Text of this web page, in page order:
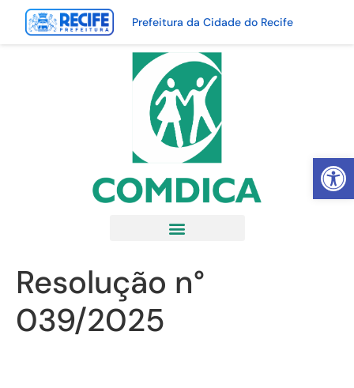
Abrir
Prefeitura da Cidade do Recife
Resolução n°
039/2025